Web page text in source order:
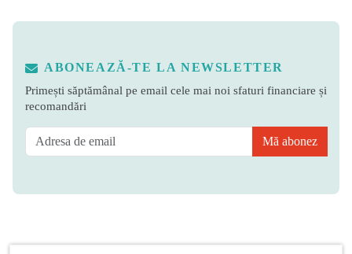
ABONEAZĂ-TE LA NEWSLETTER
Primești săptămânal pe email cele mai noi sfaturi financiare și
recomandări
Mă abonez